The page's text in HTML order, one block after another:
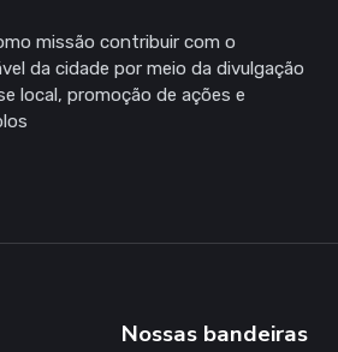
missão contribuir com o
da cidade por meio da divulgação
local, promoção de ações e
Nossas bandeiras